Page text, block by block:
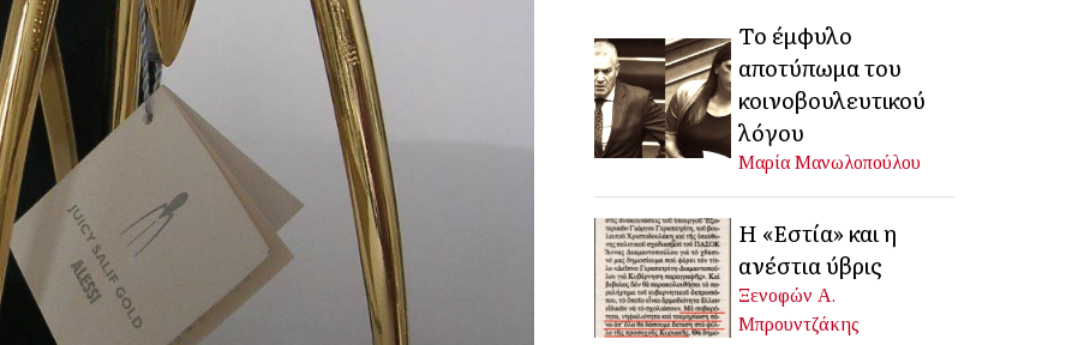
Το έμφυλο
αποτύπωμα του
κοινοβουλευτικού
λόγου
Μαρία Μανωλοπούλου
Η «Εστία» και η
ανέστια ύβρις
Ξενοφών Α.
Μπρουντζάκης